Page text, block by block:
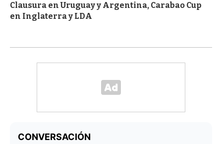
Clausura en Uruguay y Argentina, Carabao Cup
en Inglaterra y LDA